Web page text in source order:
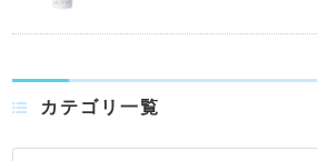
カテゴリ一覧